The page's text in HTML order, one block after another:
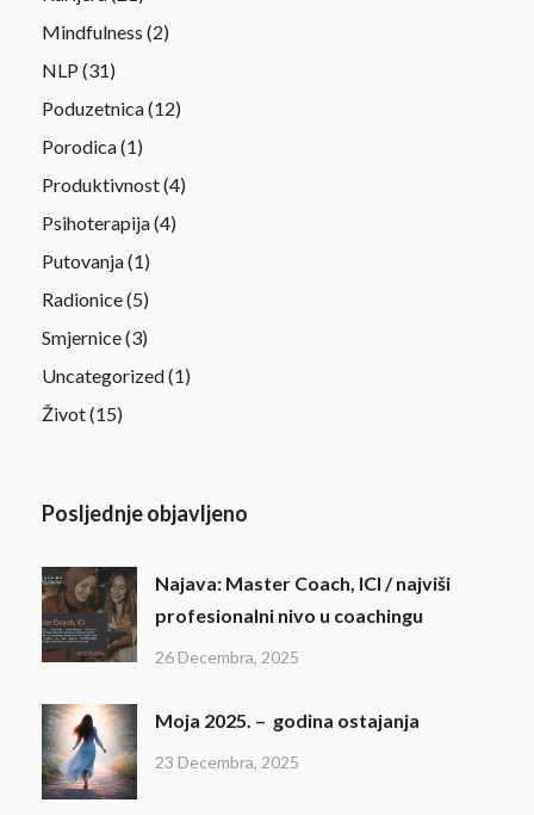
Mindfulness (2)
NLP (31)
Poduzetnica(12)
Porodica(1)
Produktivnost(4)
Psihoterapija(4)
Putovanja(1)
Radionice(5)
Smjernice(3)
Uncategorized(1)
Život(15)
Posljednje objavljeno
Najava: Master Coach, ICI / najviši
profesionalni nivo u coachingu
26 Decembra, 2025
Moja 2025. – godina ostajanja
23 Decembra, 2025